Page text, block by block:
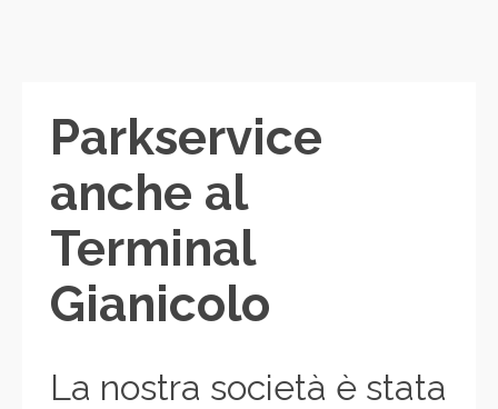
Parkservice
anche al
Terminal
Gianicolo
La nostra società è stata